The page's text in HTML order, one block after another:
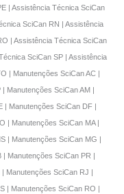
| Assistência Técnica SciCan
SciCan RN | Assistência
| Assistência Técnica SciCan
SciCan SP | Assistência
| Manutenções SciCan AC |
Manutenções SciCan AM |
Manutenções SciCan DF |
| Manutenções SciCan MA |
| Manutenções SciCan MG |
Manutenções SciCan PR |
Manutenções SciCan RJ |
| Manutenções SciCan RO |